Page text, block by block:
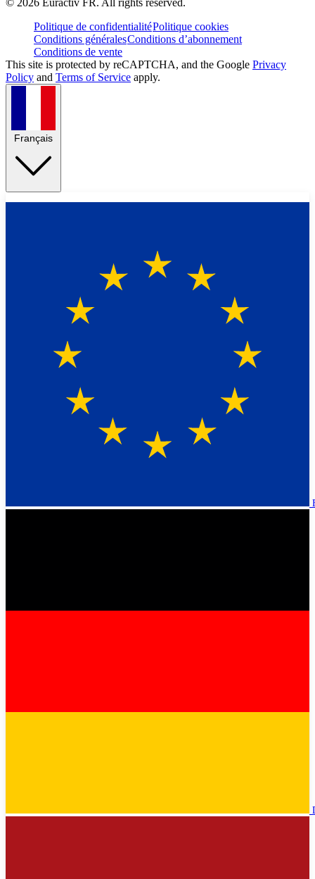
© 2026 Euractiv FR. All rights reserved.
Politique de confidentialitéPolitique cookies
Conditions généralesConditions d’abonnement
Conditions de vente
This site is protected by reCAPTCHA, and the Google Privacy
Policy and Terms of Service apply.
Français